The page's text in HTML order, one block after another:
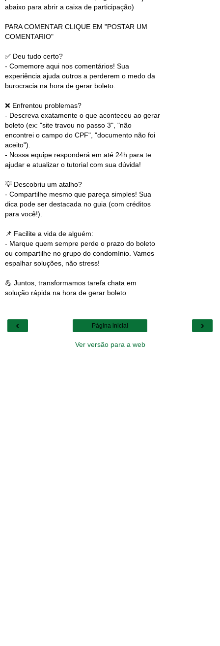
abaixo para abrir a caixa de participação)
PARA COMENTAR CLIQUE EM "POSTAR UM
COMENTARIO"
✅ Deu tudo certo?
- Comemore aqui nos comentários! Sua
experiência ajuda outros a perderem o medo da
burocracia na hora de gerar boleto.
❌ Enfrentou problemas?
- Descreva exatamente o que aconteceu ao gerar
boleto (ex: "site travou no passo 3", "não
encontrei o campo do CPF", "documento não foi
aceito").
- Nossa equipe responderá em até 24h para te
ajudar e atualizar o tutorial com sua dúvida!
💡 Descobriu um atalho?
- Compartilhe mesmo que pareça simples! Sua
dica pode ser destacada no guia (com créditos
para você!).
📌 Facilite a vida de alguém:
- Marque quem sempre perde o prazo do boleto
ou compartilhe no grupo do condomínio. Vamos
espalhar soluções, não stress!
💪 Juntos, transformamos tarefa chata em
solução rápida na hora de gerar boleto
‹ ›
Página inicial
Ver versão para a web